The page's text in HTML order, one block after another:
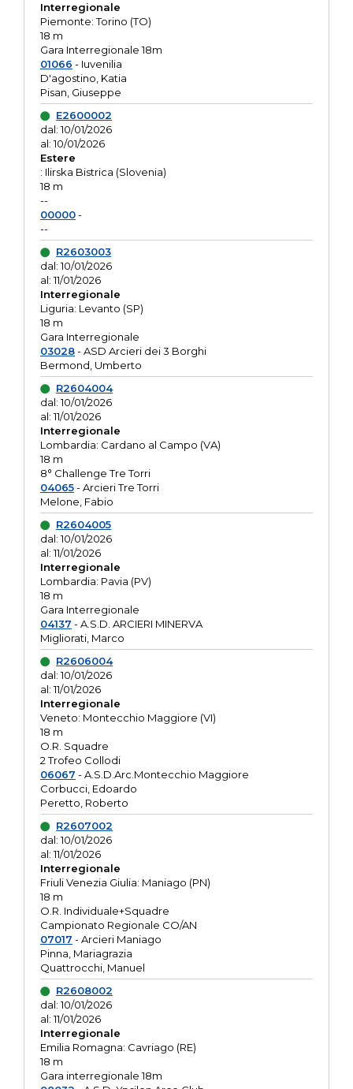
Interregionale
Piemonte: Torino (TO)
18 m
Gara Interregionale 18m
01066 - Iuvenilia
D'agostino, Katia
Pisan, Giuseppe
E2600002
dal: 10/01/2026
al: 10/01/2026
Estere
: Ilirska Bistrica (Slovenia)
18 m
--
00000-
--
R2603003
dal: 10/01/2026
al: 11/01/2026
Interregionale
Liguria: Levanto (SP)
18 m
Gara Interregionale
03028- ASD Arcieri dei 3 Borghi
Bermond, Umberto
R2604004
dal: 10/01/2026
al: 11/01/2026
Interregionale
Lombardia: Cardano al Campo (VA)
18 m
8° Challenge Tre Torri
04065- Arcieri Tre Torri
Melone, Fabio
R2604005
dal: 10/01/2026
al: 11/01/2026
Interregionale
Lombardia: Pavia (PV)
18 m
Gara Interregionale
04137 - A.S.D. ARCIERI MINERVA
Migliorati, Marco
R2606004
dal: 10/01/2026
al: 11/01/2026
Interregionale
Veneto: Montecchio Maggiore (VI)
18 m
O.R. Squadre
2 Trofeo Collodi
06067 - A.S.D.Arc.Montecchio Maggiore
Corbucci, Edoardo
Peretto, Roberto
R2607002
dal: 10/01/2026
al: 11/01/2026
Interregionale
Friuli Venezia Giulia: Maniago (PN)
18 m
O.R. Individuale+Squadre
Campionato Regionale CO/AN
07017 - Arcieri Maniago
Pinna, Mariagrazia
Quattrocchi, Manuel
R2608002
dal: 10/01/2026
al: 11/01/2026
Interregionale
Emilia Romagna: Cavriago (RE)
18 m
Gara interregionale 18m